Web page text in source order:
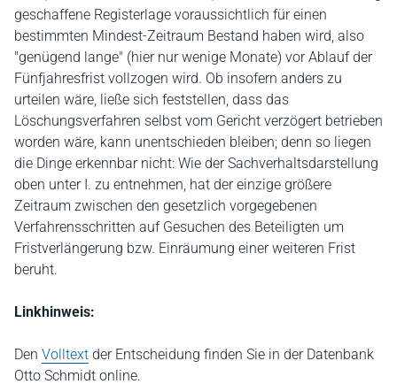
geschaffene Registerlage voraussichtlich für einen
bestimmten Mindest-Zeitraum Bestand haben wird, also
"genügend lange" (hier nur wenige Monate) vor Ablauf der
Fünfjahresfrist vollzogen wird. Ob insofern anders zu
urteilen wäre, ließe sich feststellen, dass das
Löschungsverfahren selbst vom Gericht verzögert betrieben
worden wäre, kann unentschieden bleiben; denn so liegen
die Dinge erkennbar nicht: Wie der Sachverhaltsdarstellung
oben unter I. zu entnehmen, hat der einzige größere
Zeitraum zwischen den gesetzlich vorgegebenen
Verfahrensschritten auf Gesuchen des Beteiligten um
Fristverlängerung bzw. Einräumung einer weiteren Frist
beruht.
Linkhinweis:
Den Volltext der Entscheidung finden Sie in der Datenbank
Otto Schmidt online.